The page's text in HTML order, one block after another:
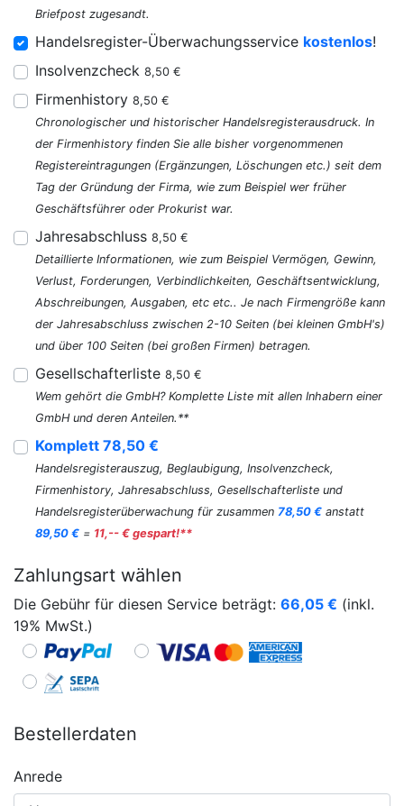
Briefpost zugesandt.
Handelsregister-Überwachungsservice kostenlos!
Insolvenzcheck 8,50 €
Firmenhistory 8,50 €
Chronologischer und historischer Handelsregisterausdruck. In
der Firmenhistory finden Sie alle bisher vorgenommenen
Registereintragungen (Ergänzungen, Löschungen etc.) seit dem
Tag der Gründung der Firma, wie zum Beispiel wer früher
Geschäftsführer oder Prokurist war.
Jahresabschluss 8,50 €
Detaillierte Informationen, wie zum Beispiel Vermögen, Gewinn,
Verlust, Forderungen, Verbindlichkeiten, Geschäftsentwicklung,
Abschreibungen, Ausgaben, etc etc.. Je nach Firmengröße kann
der Jahresabschluss zwischen 2-10 Seiten (bei kleinen GmbH's)
und über 100 Seiten (bei großen Firmen) betragen.
Gesellschafterliste 8,50 €
Wem gehört die GmbH? Komplette Liste mit allen Inhabern einer
GmbH und deren Anteilen.**
Komplett 78,50 €
Handelsregisterauszug, Beglaubigung, Insolvenzcheck,
Firmenhistory, Jahresabschluss, Gesellschafterliste und
Handelsregisterüberwachung für zusammen 78,50 € anstatt
89,50 € = 11,-- € gespart!**
Zahlungsart wählen
Die Gebühr für diesen Service beträgt: 66,05 € (inkl.
19% MwSt.)
Bestellerdaten
Anrede